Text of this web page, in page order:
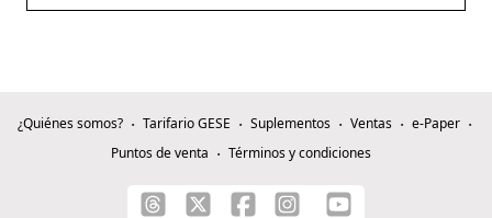
¿Quiénes somos? Tarifario GESE Suplementos Ventas
e-Paper
Puntos de venta
Términos y condiciones